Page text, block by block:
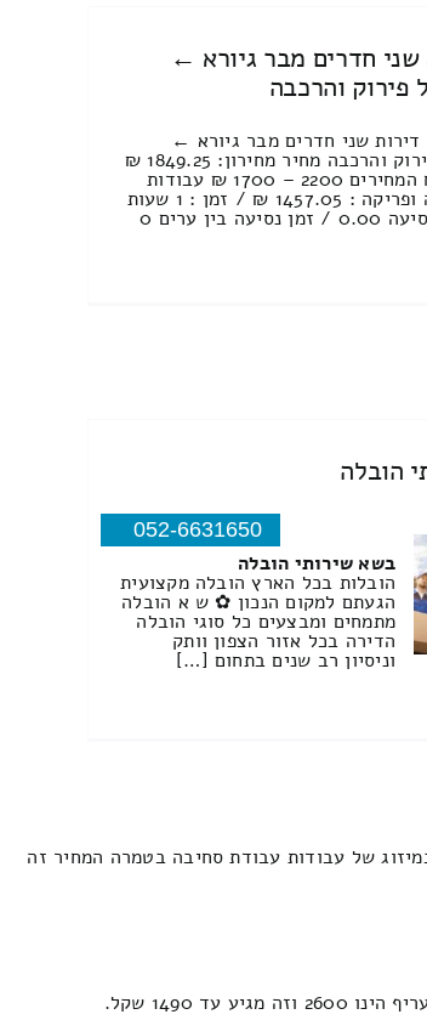
שני חדרים מבר גיורא ←
פירוק והרכבה
דירות שני חדרים מבר גיורא ←
לטמרה כולל פירוק והרכבה מחיר מחירון: 1849.25 ₪
/ אלה שבטווח המחירים 2200 – 1700 ₪ עבודות
סבלות , טעינה ופריקה : 1457.05 ₪ / זמן : 1 שעות
1 דקות מחיר נסיעה 0.00 / זמן נסיעה בין ערים 0
הובלה
052-6631650
בשא שירותי הובלה
הובלות בכל הארץ הובלה מקצועית
הגעתם למקום הנכון ✿ ש א הובלה
מתמחים ומבצעים כל סוגי הובלה
הדירה בכל אזור הצפון וותק
וניסיון רב שנים בתחום […]
של עבודות עבודת סחיבה בטמרה המחיר זה
שקל.